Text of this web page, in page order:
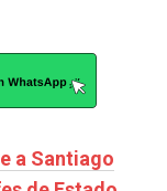
a Santiago